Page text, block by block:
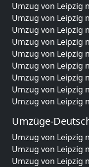
Umzug von Leipzig
Umzug von Leipzig
Umzug von Leipzig
Umzug von Leipzig
Umzug von Leipzig
Umzug von Leipzig
Umzug von Leipzig
Umzug von Leipzig
Umzug von Leipzig
Umzüge-
Umzug von Leipzig
Umzug von Leipzig
Umzug von Leipzig